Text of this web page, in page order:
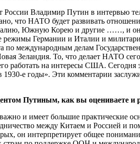
России Владимир Путин в интервью
что НАТО будет развивать
Южную Корею и другие ……, и
Германии и Италии и
по международным делам
Зеландия. То, что делает НАТО
работать на интересы США.
е годы». Эти комментарии
Путиным, как вы оцениваете и
и имеет большие практические
между Китаем и Россией и
он интерпретирует общее